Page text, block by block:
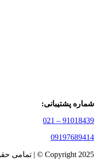
شماره پشتیبانی:
91018439 – 021
09197689414
Copyright 2025 © | تمامی حقوق برای ری‌ری‌استایل محفوظ است.